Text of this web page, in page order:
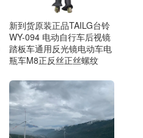
新到货原装正品TAILG台铃
WY-094 电动自行车后视镜
踏板车通用反光镜电动车电
瓶车M8正反丝正丝螺纹